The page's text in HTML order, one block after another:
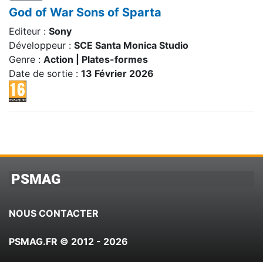
God of War Sons of Sparta
Editeur : Sony
Développeur : SCE Santa Monica Studio
Genre : Action | Plates-formes
Date de sortie : 13 Février 2026
PSMAG
NOUS CONTACTER
PSMAG.FR © 2012 - 2026